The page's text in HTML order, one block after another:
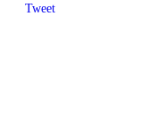
Tweet